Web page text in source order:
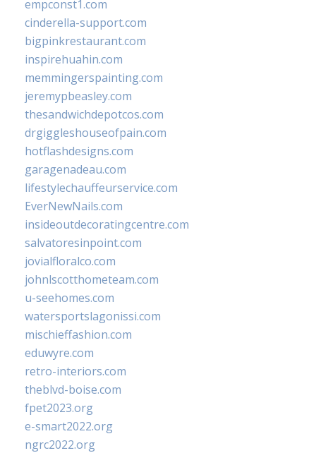
empconst1.com
cinderella-support.com
bigpinkrestaurant.com
inspirehuahin.com
memmingerspainting.com
jeremypbeasley.com
thesandwichdepotcos.com
drgiggleshouseofpain.com
hotflashdesigns.com
garagenadeau.com
lifestylechauffeurservice.com
EverNewNails.com
insideoutdecoratingcentre.com
salvatoresinpoint.com
jovialfloralco.com
johnlscotthometeam.com
u-seehomes.com
watersportslagonissi.com
mischieffashion.com
eduwyre.com
retro-interiors.com
theblvd-boise.com
fpet2023.org
e-smart2022.org
ngrc2022.org